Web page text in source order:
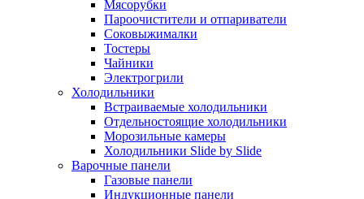
Мясорубки
Пароочистители и отпариватели
Соковыжималки
Тостеры
Чайники
Электрогрили
Холодильники
Встраиваемые холодильники
Отдельностоящие холодильники
Морозильные камеры
Холодильники Slide by Slide
Варочные панели
Газовые панели
Индукционные панели